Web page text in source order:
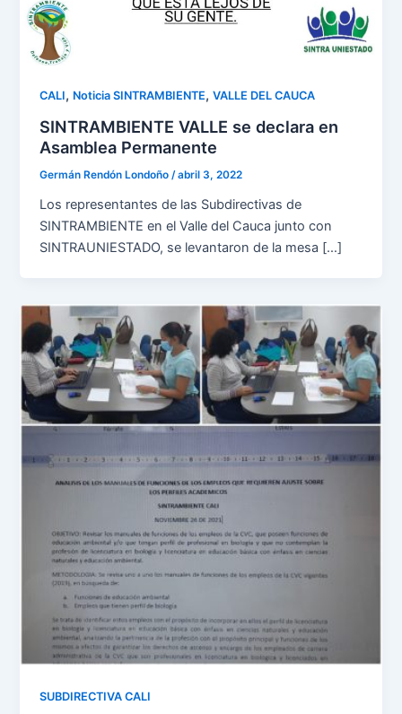
CALI, Noticia SINTRAMBIENTE,VALLE DEL CAUCA
SINTRAMBIENTE VALLE se declara en
Asamblea Permanente
Germán Rendón Londoño/abril 3, 2022
Los representantes de las Subdirectivas de
SINTRAMBIENTE en el Valle del Cauca junto con
SINTRAUNIESTADO, se levantaron de la mesa […]
SUBDIRECTIVA CALI